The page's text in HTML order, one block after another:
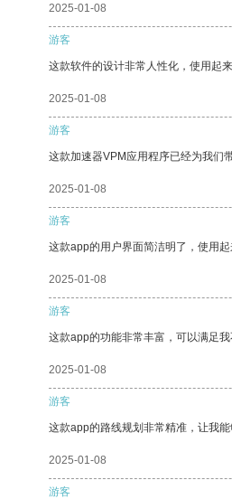
2025-01-08
游客
这款软件的设计非常人性化，使用起来
2025-01-08
游客
这款加速器VPM应用程序已经为我们
2025-01-08
游客
这款app的用户界面简洁明了，使用
2025-01-08
游客
这款app的功能非常丰富，可以满足我
2025-01-08
游客
这款app的路线规划非常精准，让我能
2025-01-08
游客